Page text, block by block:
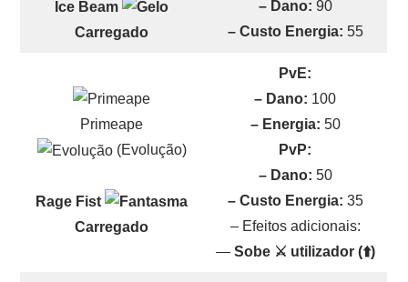
Ice Beam
Carregado
– Dano: 90
– Custo Energia: 55
Primeape
(Evolução)
Rage Fist
Carregado
PvE:
– Dano: 100
– Energia: 50
PvP:
– Dano: 50
– Custo Energia: 35
– Efeitos adicionais:
— Sobe ⚔️ utilizador (⬆️)